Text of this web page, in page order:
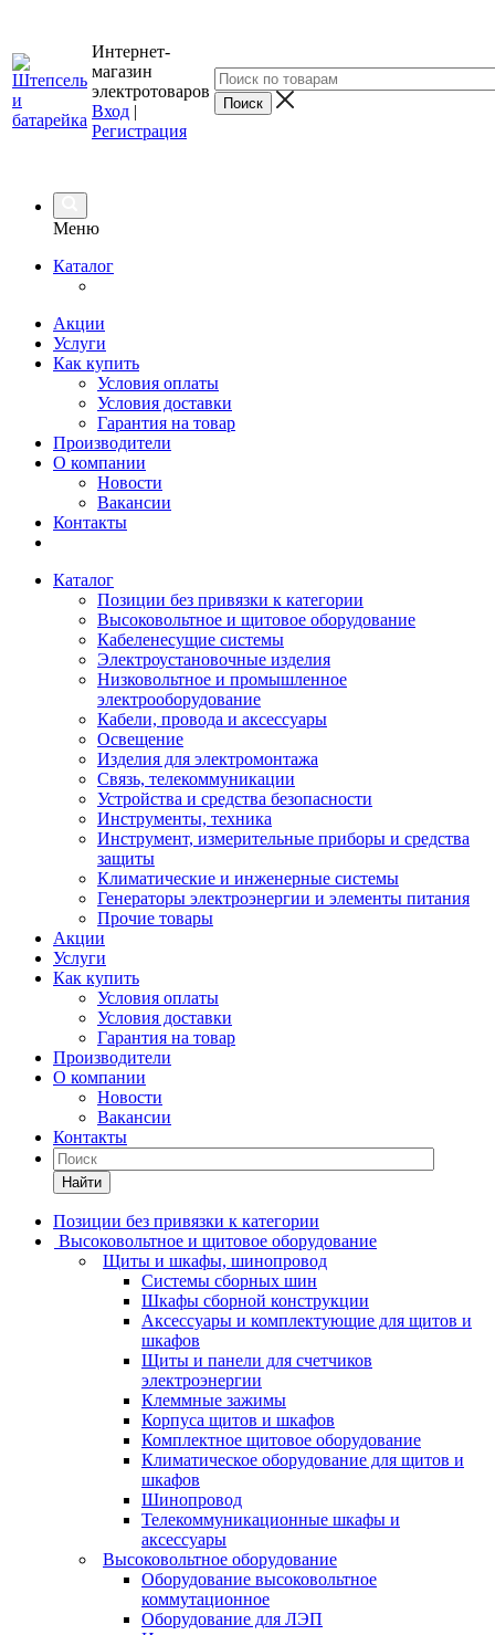
Интернет-
магазин
электротоваров
Вход |
Регистрация
Меню
Каталог
Акции
Услуги
Как купить
Условия оплаты
Условия доставки
Гарантия на товар
Производители
О компании
Новости
Вакансии
Контакты
Каталог
Позиции без привязки к категории
Высоковольтное и щитовое оборудование
Кабеленесущие системы
Электроустановочные изделия
Низковольтное и промышленное
электрооборудование
Кабели, провода и аксессуары
Освещение
Изделия для электромонтажа
Связь, телекоммуникации
Устройства и средства безопасности
Инструменты, техника
Инструмент, измерительные приборы и средства
защиты
Климатические и инженерные системы
Генераторы электроэнергии и элементы питания
Прочие товары
Акции
Услуги
Как купить
Условия оплаты
Условия доставки
Гарантия на товар
Производители
О компании
Новости
Вакансии
Контакты
Найти
Позиции без привязки к категории
Высоковольтное и щитовое оборудование
Щиты и шкафы, шинопровод
Системы сборных шин
Шкафы сборной конструкции
Аксессуары и комплектующие для щитов и
шкафов
Щиты и панели для счетчиков
электроэнергии
Клеммные зажимы
Корпуса щитов и шкафов
Комплектное щитовое оборудование
Климатическое оборудование для щитов и
шкафов
Шинопровод
Телекоммуникационные шкафы и
аксессуары
Высоковольтное оборудование
Оборудование высоковольтное
коммутационное
Оборудование для ЛЭП